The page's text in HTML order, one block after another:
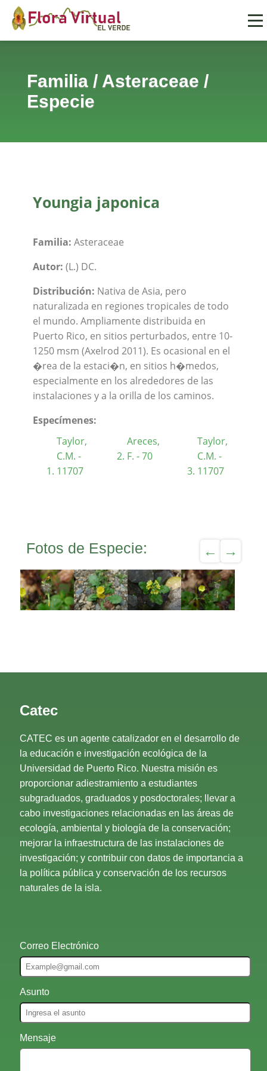
Familia/ Asteraceae /
Especie
Youngia japonica
Familia: Asteraceae
Autor: (L.) DC.
Distribución: Nativa de Asia, pero
naturalizada en regiones tropicales de todo
el mundo. Ampliamente distribuida en
Puerto Rico, en sitios perturbados, entre 10-
1250 msm (Axelrod 2011). Es ocasional en el
�rea de la estaci�n, en sitios h�medos,
especialmente en los alrededores de las
instalaciones y a la orilla de los caminos.
Especímenes:
Taylor,
C.M. -
11707
Areces,
F. - 70
Taylor,
C.M. -
11707
Fotos de Especie:
Catec
CATEC es un agente catalizador en el desarrollo de
la educación e investigación ecológica de la
Universidad de Puerto Rico. Nuestra misión es
proporcionar adiestramiento a estudiantes
subgraduados, graduados y posdoctorales; llevar a
cabo investigaciones relacionadas en las áreas de
ecología, ambiental y biología de la conservación;
mejorar la infraestructura de las instalaciones de
investigación; y contribuir con datos de importancia a
la política pública y conservación de los recursos
naturales de la isla.
Correo Electrónico
Asunto
Mensaje